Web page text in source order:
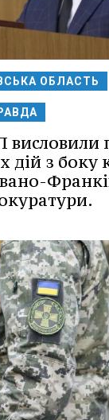
ОБЛАСТЬ
дій з боку